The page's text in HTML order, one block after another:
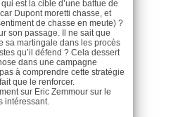
est la cible d’une battue de
Dupont moretti chasse, et
de chasse en meute) ?
son passage. Il ne sait que
sa martingale dans les procès
qu’il défend ? Cela dessert
dans une campagne
à comprendre cette stratégie
que le renforcer.
sur Eric Zemmour sur le
intéressant.